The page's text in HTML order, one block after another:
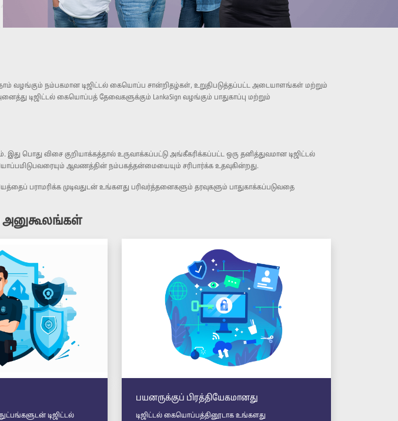
வழங்கும் நம்பகமான டிஜிட்டல் கையொப்ப சான்றிதழ்கள், உறுதிபடுத்தப்பட்ட அடையாளங்கள் மற்றும்
கையொப்பத் தேவைகளுக்கும் LankaSign வழங்கும் பாதுகாப்பு மற்றும்
பொது விசை குறியாக்கத்தால் உருவாக்கப்பட்டு அங்கீகரிக்கப்பட்ட ஒரு தனித்துவமான டிஜிட்டல்
ஆவணத்தின் நம்பகத்தன்மையையும் சரிபார்க்க உதவுகின்றது.
பராமரிக்க முடிவதுடன் உங்களது பரிவர்த்தனைகளும் தரவுகளும் பாதுகாக்கப்படுவதை
அனுகூலங்கள்
டிஜிட்டல்
பயனருக்குப் பிரத்தியேகமானது
டிஜிட்டல் கையொப்பத்தினூடாக உங்களது